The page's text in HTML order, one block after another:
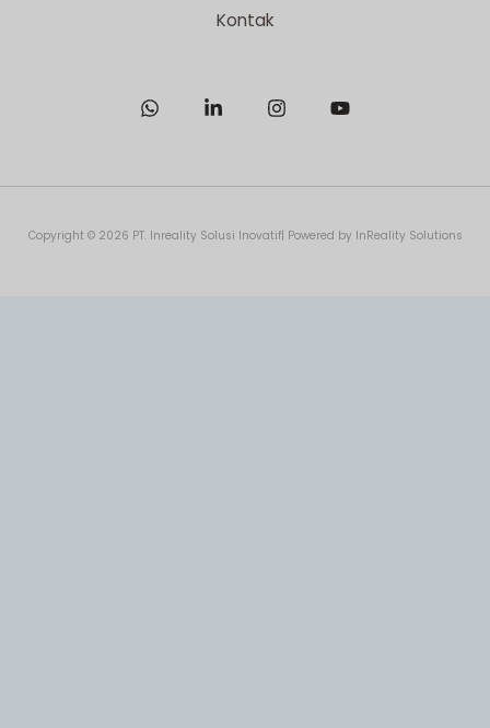
Kontak
Copyright © 2026 PT. Inreality Solusi Inovatif| Powered by InReality Solutions